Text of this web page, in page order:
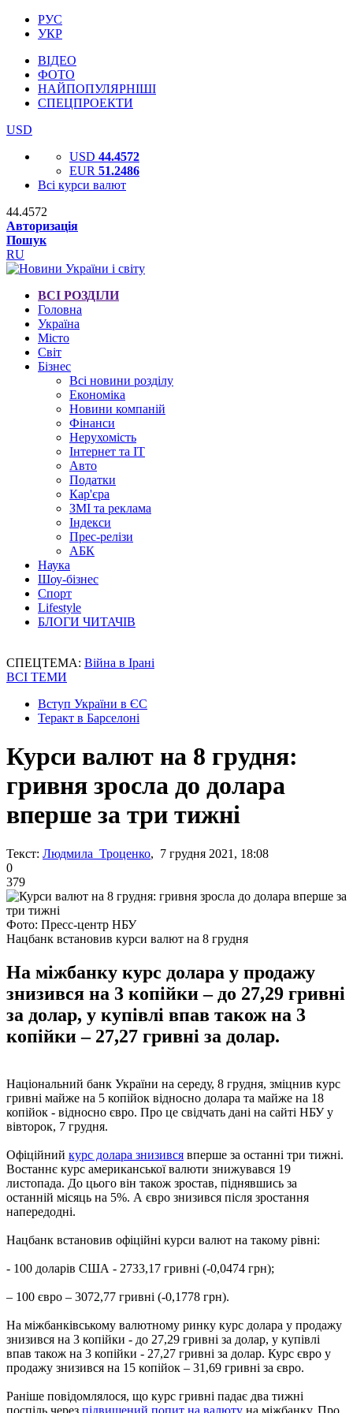
РУС
УКР
ВІДЕО
ФОТО
НАЙПОПУЛЯРНІШІ
СПЕЦПРОЕКТИ
USD
USD 44.4572
EUR 51.2486
Всі курси валют
44.4572
Авторизація
Пошук
RU
ВСІ РОЗДІЛИ
Головна
Україна
Місто
Світ
Бізнес
Всі новини розділу
Економіка
Новини компаній
Фінанси
Нерухомість
Інтернет та IT
Авто
Податки
Кар'єра
ЗМІ та реклама
Індекси
Прес-релізи
АБК
Наука
Шоу-бізнес
Спорт
Lifestyle
БЛОГИ ЧИТАЧІВ
СПЕЦТЕМА: Війна в Ірані
ВСІ ТЕМИ
Вступ України в ЄС
Теракт в Барселоні
Курси валют на 8 грудня:
гривня зросла до долара
вперше за три тижні
Текст: Людмила Троценко, 7 грудня 2021, 18:08
0
379
Фото: Пресс-центр НБУ
Нацбанк встановив курси валют на 8 грудня
На міжбанку курс долара у продажу
знизився на 3 копійки – до 27,29 гривні
за долар, у купівлі впав також на 3
копійки – 27,27 гривні за долар.
Національний банк України на середу, 8 грудня, зміцнив курс
гривні майже на 5 копійок відносно долара та майже на 18
копійок - відносно євро. Про це свідчать дані на сайті НБУ у
вівторок, 7 грудня.
Офіційний курс долара знизився вперше за останні три тижні.
Востаннє курс американської валюти знижувався 19
листопада. До цього він також зростав, піднявшись за
останній місяць на 5%. А євро знизився після зростання
напередодні.
Нацбанк встановив офіційні курси валют на такому рівні:
- 100 доларів США - 2733,17 гривні (-0,0474 грн);
– 100 євро – 3072,77 гривні (-0,1778 грн).
На міжбанківському валютному ринку курс долара у продажу
знизився на 3 копійки - до 27,29 гривні за долар, у купівлі
впав також на 3 копійки - 27,27 гривні за долар. Курс євро у
продажу знизився на 15 копійок – 31,69 гривні за євро.
Раніше повідомлялося, що курс гривні падає два тижні
поспіль через підвищений попит на валюту на міжбанку. Про